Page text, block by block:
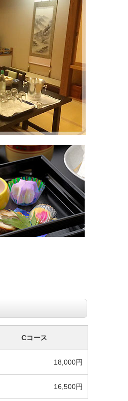
Cコース
18,000円
16,500円